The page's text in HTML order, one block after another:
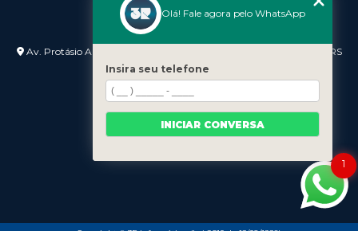
Endereço
Av. Protásio Alves nº 3240 Lojas 7 e 8 - Petrópolis - Porto Alegre - RS
- 90410-007
1
Olá! Fale agora pelo WhatsApp
Insira seu telefone
INICIAR CONVERSA